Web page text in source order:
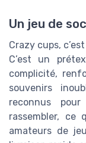
Un jeu de
Crazy cups,
C’est un
complicité,
souvenirs
reconnus
rassembler, ce
amateurs de